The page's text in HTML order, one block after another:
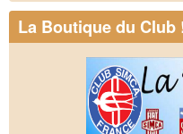
La Boutique du Club